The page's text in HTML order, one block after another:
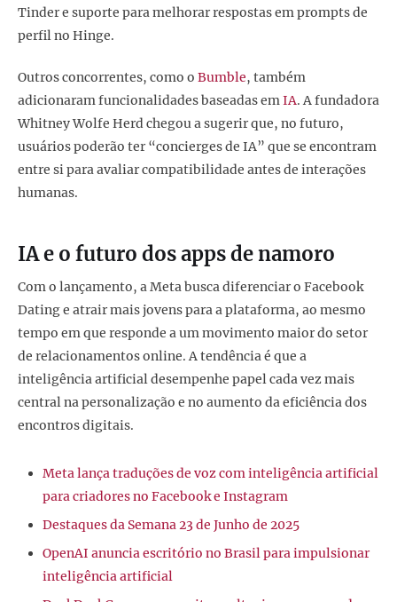
Tinder e suporte para melhorar respostas em prompts de
perfil no Hinge.
Outros concorrentes, como o Bumble, também
adicionaram funcionalidades baseadas emIA. A fundadora
Whitney Wolfe Herd chegou a sugerir que, no futuro,
usuários poderão ter “concierges de IA” que se encontram
entre si para avaliar compatibilidade antes de interações
humanas.
IA e o futuro dos apps de namoro
Com o lançamento, a Meta busca diferenciar o Facebook
Dating e atrair mais jovens para a plataforma, ao mesmo
tempo em que responde a um movimento maior do setor
de relacionamentos online. A tendência é que a
inteligência artificial desempenhe papel cada vez mais
central na personalização e no aumento da eficiência dos
encontros digitais.
Meta lança traduções de voz com inteligência artificial
para criadores no Facebook e Instagram
Destaques da Semana 23 de Junho de 2025
OpenAI anuncia escritório no Brasil para impulsionar
inteligência artificial